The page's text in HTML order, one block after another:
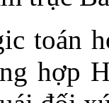
toán
hợp